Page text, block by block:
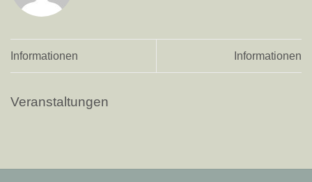
Informationen Informationen
Veranstaltungen